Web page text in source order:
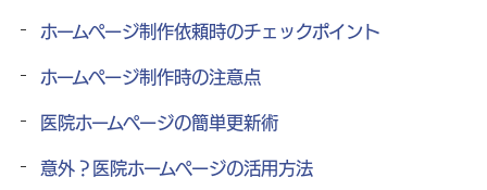
ホームページ制作依頼時のチェックポイント
ホームページ制作時の注意点
医院ホームページの簡単更新術
意外？医院ホームページの活用方法